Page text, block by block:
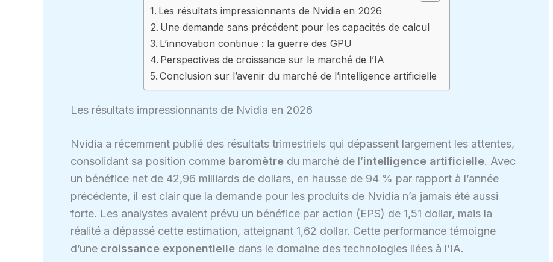
Les résultats impressionnants de Nvidia en 2026
Une demande sans précédent pour les capacités de calcul
L’innovation continue : la guerre des GPU
Perspectives de croissance sur le marché de l’IA
Conclusion sur l’avenir du marché de l’intelligence artificielle
Les résultats impressionnants de Nvidia en 2026
Nvidia a récemment publié des résultats trimestriels qui dépassent largement les attentes,
consolidant sa position comme baromètre du marché de l’intelligence artificielle. Avec
un bénéfice net de 42,96 milliards de dollars, en hausse de 94 % par rapport à l’année
précédente, il est clair que la demande pour les produits de Nvidia n’a jamais été aussi
forte. Les analystes avaient prévu un bénéfice par action (EPS) de 1,51 dollar, mais la
réalité a dépassé cette estimation, atteignant 1,62 dollar. Cette performance témoigne
d’une croissance exponentielle dans le domaine des technologies liées à l’IA.